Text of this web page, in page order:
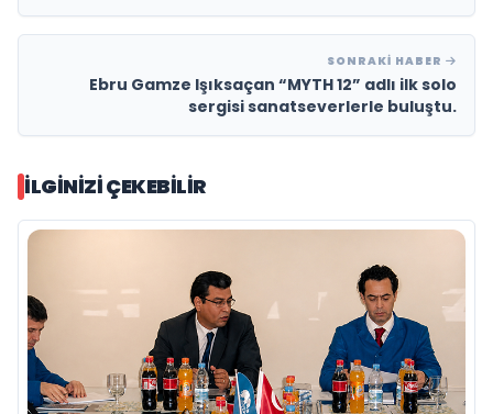
SONRAKI HABER
Ebru Gamze Işıksaçan “MYTH 12” adlı ilk solo
sergisi sanatseverlerle buluştu.
İLGINIZI ÇEKEBILIR